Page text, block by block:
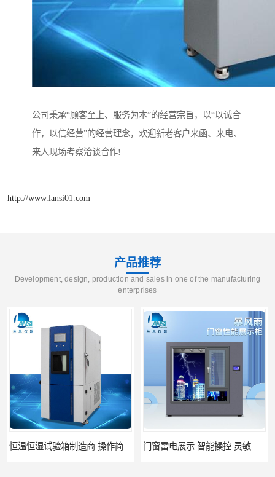
公司秉承“顾客至上、服务为本”的经营宗旨，以“以诚合
作，以信经营”的经营理念，欢迎新老客户来函、来电、
来人现场考察洽谈合作!
http://www.lansi01.com
产品推荐
Development, design, production and sales in one of the manufacturing
enterprises
门窗雷电展示 智能操控 灵敏方便